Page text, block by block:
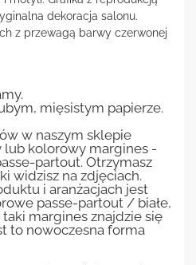
dekoracja salonu.
z przewagą barwy czerwonej
mięsistym papierze.
w naszym sklepie
lub kolorowy margines -
partout. Otrzymasz
widzisz na zdjęciach.
i aranżacjach jest
passe-partout / białe,
margines znajdzie się
to nowoczesna forma